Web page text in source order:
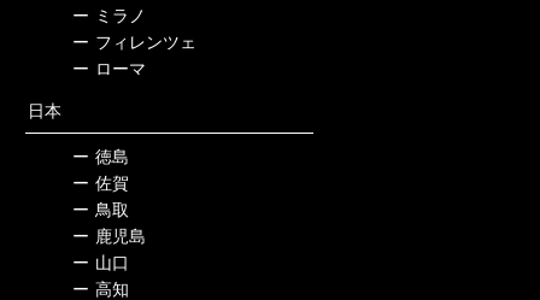
ー ミラノ
ー フィレンツェ
ー ローマ
日本
ー 徳島
ー 佐賀
ー 鳥取
ー 鹿児島
ー 山口
ー 高知